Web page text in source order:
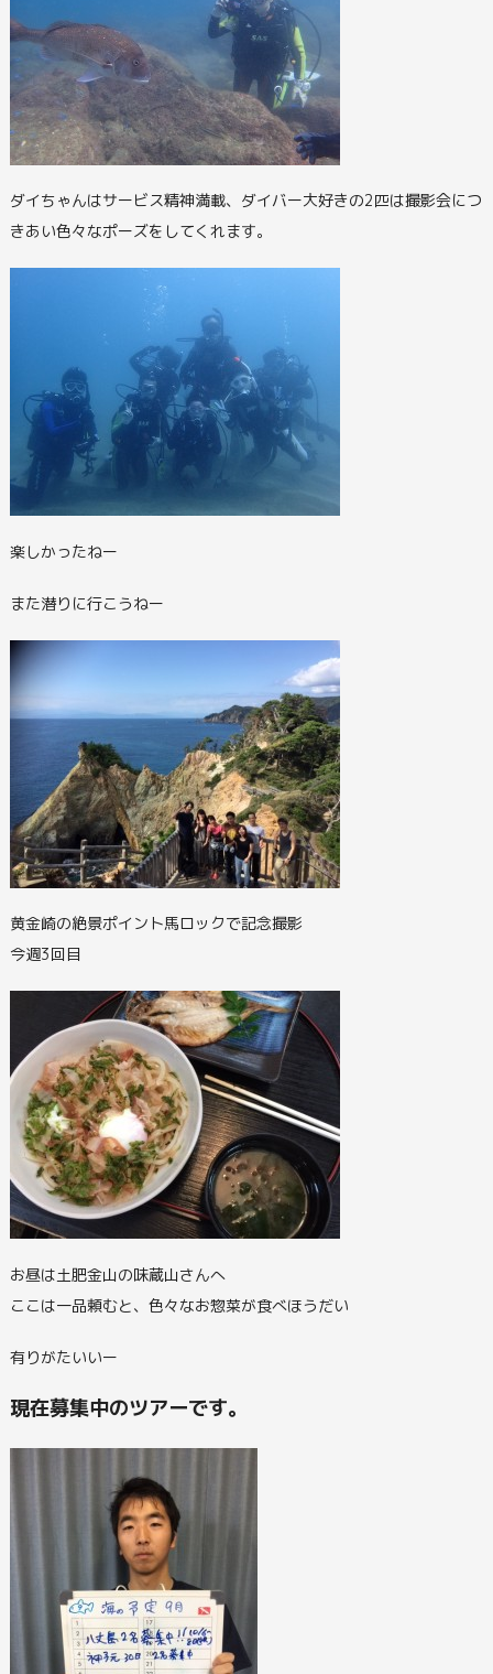
ダイちゃんはサービス精神満載、ダイバー大好きの2匹は撮影会につ
きあい色々なポーズをしてくれます。
楽しかったねー
また潜りに行こうねー
黄金崎の絶景ポイント馬ロックで記念撮影
今週3回目
お昼は土肥金山の味蔵山さんへ
ここは一品頼むと、色々なお惣菜が食べほうだい
有りがたいいー
現在募集中のツアーです。